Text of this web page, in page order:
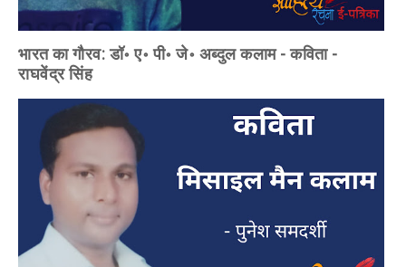
भारत का गौरव: डॉ॰ ए॰ पी॰ जे॰ अब्दुल कलाम - कविता -
राघवेंद्र सिंह